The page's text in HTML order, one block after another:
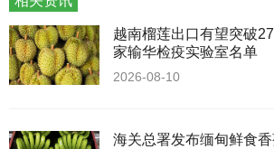
越南榴莲出口有望突破
家输华检疫实验室名单
2026-08-10
海关总署发布缅甸鲜食香